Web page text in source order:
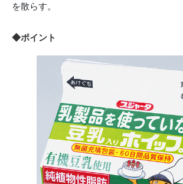
を散らす。
◆ポイント